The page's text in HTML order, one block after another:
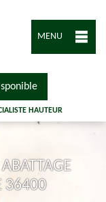
MENU
HAUTEUR
36400